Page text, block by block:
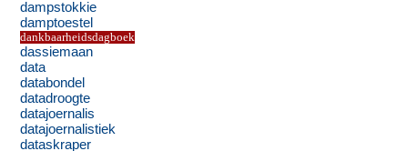
dampstokkie
damptoestel
dankbaarheidsdagboek
dassiemaan
data
databondel
datadroogte
datajoernalis
datajoernalistiek
dataskraper